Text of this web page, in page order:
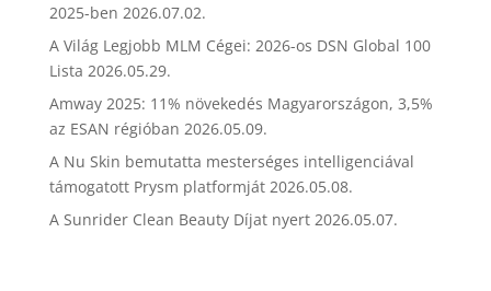
2025-ben 2026.07.02.
A Világ Legjobb MLM Cégei: 2026-os DSN Global 100
Lista 2026.05.29.
Amway 2025: 11% növekedés Magyarországon, 3,5%
az ESAN régióban 2026.05.09.
A Nu Skin bemutatta mesterséges intelligenciával
támogatott Prysm platformját 2026.05.08.
A Sunrider Clean Beauty Díjat nyert 2026.05.07.